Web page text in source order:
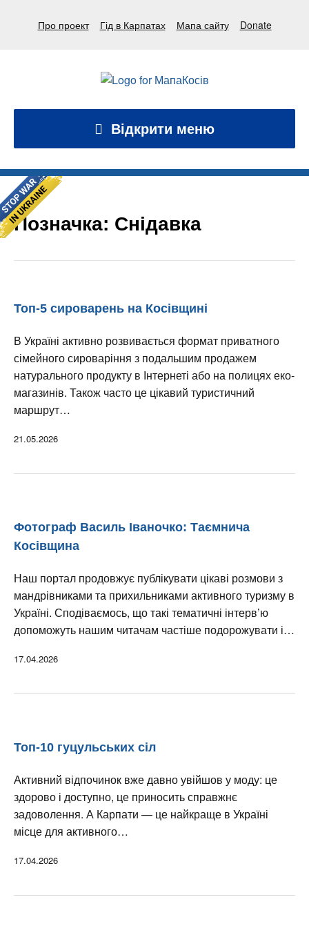
Про проект Гід в Карпатах Мапа сайту Donate
Відкрити меню
Позначка: Снідавка
Топ-5 сироварень на Косівщині
В Україні активно розвивається формат приватного
сімейного сироваріння з подальшим продажем
натурального продукту в Інтернеті або на полицях еко-
магазинів. Також часто це цікавий туристичний
маршрут…
21.05.2026
Фотограф Василь Іваночко: Таємнича
Косівщина
Наш портал продовжує публікувати цікаві розмови з
мандрівниками та прихильниками активного туризму в
Україні. Сподіваємось, що такі тематичні інтерв’ю
допоможуть нашим читачам частіше подорожувати і…
17.04.2026
Топ-10 гуцульських сіл
Активний відпочинок вже давно увійшов у моду: це
здорово і доступно, це приносить справжнє
задоволення. А Карпати — це найкраще в Україні
місце для активного…
17.04.2026